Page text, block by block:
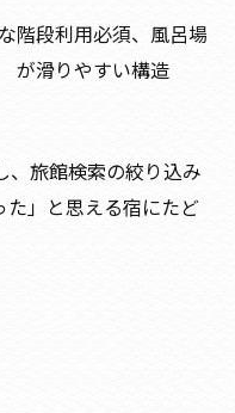
階段利用必須、風呂場
が滑りやすい構造
、旅館検索の絞り込み
た」と思える宿にたど